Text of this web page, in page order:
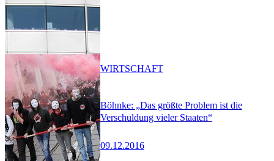
Böhnke: „Das größte Problem ist die
Verschuldung vieler Staaten“
09.12.2016
WIRTSCHAFT